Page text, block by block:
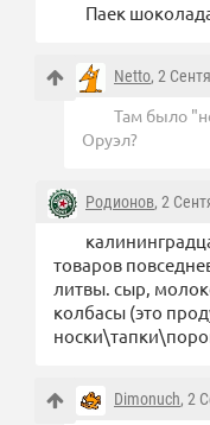
Паек
Netto, 2
Там было
Оруэл?
Родионов, 2
товаров
литвы. сыр,
колбасы (это
Dimonuch, 2